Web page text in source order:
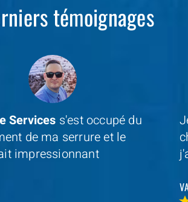
témoignages
un professionel à coté de
avecDepannage Services
je n'ai pas été decu